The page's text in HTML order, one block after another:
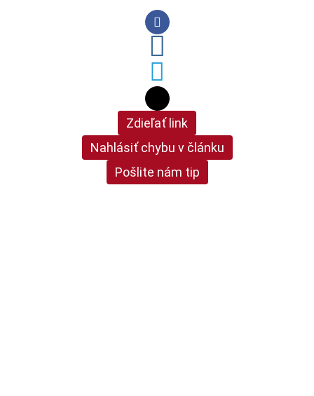
Zdieľať link
Nahlásiť chybu v článku
Pošlite nám tip